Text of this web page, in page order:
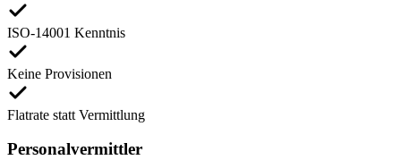
ISO-14001 Kenntnis
Keine Provisionen
Flatrate statt Vermittlung
Personalvermittler